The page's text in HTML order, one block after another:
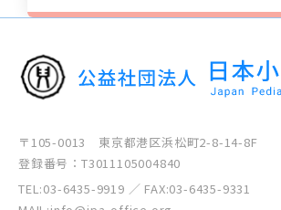
〒105-0013 東京都港区浜松町2-8-14-8F
登録番号：T3011105004840
TEL:03-6435-9919 ／ FAX:03-6435-9331